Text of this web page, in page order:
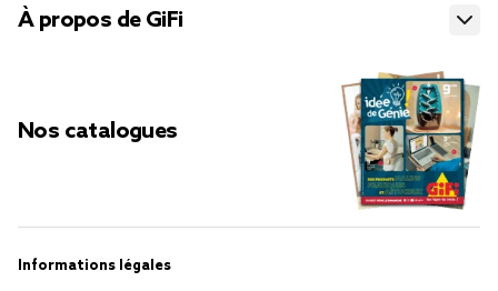
À propos de GiFi
Nos catalogues
Informations légales